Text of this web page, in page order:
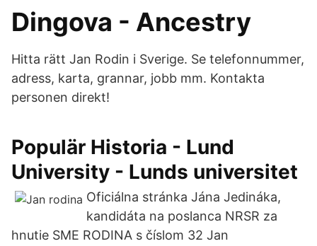
Dingova - Ancestry
Hitta rätt Jan Rodin i Sverige. Se telefonnummer,
adress, karta, grannar, jobb mm. Kontakta
personen direkt!
Populär Historia - Lund
University - Lunds universitet
Oficiálna stránka Jána Jedináka,
kandidáta na poslanca NRSR za
hnutie SME RODINA s číslom 32 Jan